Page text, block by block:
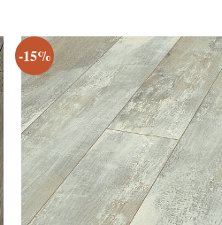
-15%